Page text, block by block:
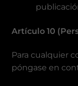
Artículo 10
Para cualquier
póngase en